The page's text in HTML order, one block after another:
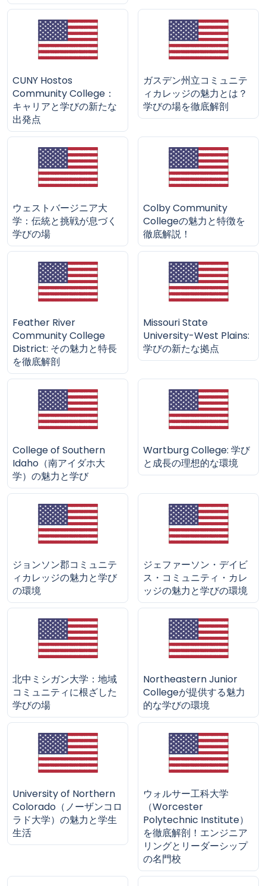
CUNY Hostos
Community College：
キャリアと学びの新たな
出発点
ガスデン州立コミュニテ
ィカレッジの魅力とは？
学びの場を徹底解剖
ウェストバージニア大
学：伝統と挑戦が息づく
学びの場
Colby Community
Collegeの魅力と特徴を
徹底解説！
Feather River
Community College
District: その魅力と特長
を徹底解剖
Missouri State
University-West Plains:
学びの新たな拠点
College of Southern
Idaho（南アイダホ大
学）の魅力と学び
Wartburg College: 学び
と成長の理想的な環境
ジョンソン郡コミュニテ
ィカレッジの魅力と学び
の環境
ジェファーソン・デイビ
ス・コミュニティ・カレ
ッジの魅力と学びの環境
北中ミシガン大学：地域
コミュニティに根ざした
学びの場
Northeastern Junior
Collegeが提供する魅力
的な学びの環境
University of Northern
Colorado（ノーザンコロ
ラド大学）の魅力と学生
生活
ウォルサー工科大学
（Worcester
Polytechnic Institute）
を徹底解剖！エンジニア
リングとリーダーシップ
の名門校